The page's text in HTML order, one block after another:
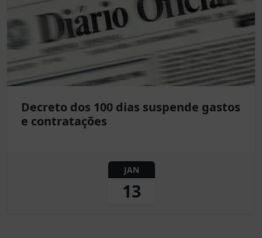
Decreto dos 100 dias suspende gastos
e contratações
JAN
13